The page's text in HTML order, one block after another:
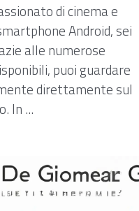
di cinema e
Android, sei
alle numerose
puoi guardare
direttamente sul
In ...